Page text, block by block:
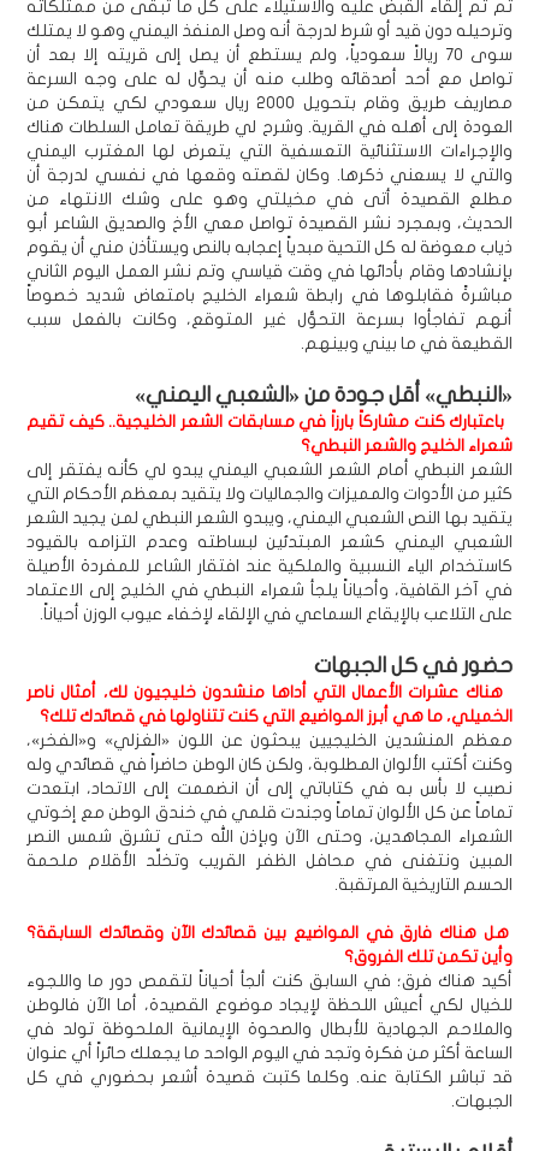
ثم تم إلقاء القبض عليه والاستيلاء على كل ما تبقى من ممتلكاته
وترحيله دون قيد أو شرط لدرجة أنه وصل المنفذ اليمني وهو لا يمتلك
سوى 70 ريالاً سعودياً، ولم يستطع أن يصل إلى قريته إلا بعد أن
تواصل مع أحد أصدقائه وطلب منه أن يحوٍّل له على وجه السرعة
مصاريف طريق وقام بتحويل 2000 ريال سعودي لكي يتمكن من
العودة إلى أهله في القرية. وشرح لي طريقة تعامل السلطات هناك
والإجراءات الاستثنائية التعسفية التي يتعرض لها المغترب اليمني
والتي لا يسعني ذكرها. وكان لقصته وقعها في نفسي لدرجة أن
مطلع القصيدة أتى في مخيلتي وهو على وشك الانتهاء من
الحديث، وبمجرد نشر القصيدة تواصل معي الأخ والصديق الشاعر أبو
ذياب معوضة له كل التحية مبدياً إعجابه بالنص ويستأذن مني أن يقوم
بإنشادها وقام بأدائها في وقت قياسي وتم نشر العمل اليوم الثاني
مباشرةً فقابلوها في رابطة شعراء الخليج بامتعاض شديد خصوصاً
أنهم تفاجأوا بسرعة التحوُّل غير المتوقع، وكانت بالفعل سبب
القطيعة في ما بيني وبينهم.
«النبطي» أقل جودة من «الشعبي اليمني»
باعتبارك كنت مشاركاً بارزاً في مسابقات الشعر الخليجية.. كيف تقيم
شعراء الخليج والشعر النبطي؟
الشعر النبطي أمام الشعر الشعبي اليمني يبدو لي كأنه يفتقر إلى
كثير من الأدوات والمميزات والجماليات ولا يتقيد بمعظم الأحكام التي
يتقيد بها النص الشعبي اليمني، ويبدو الشعر النبطي لمن يجيد الشعر
الشعبي اليمني كشعر المبتدئين لبساطته وعدم التزامه بالقيود
كاستخدام الياء النسبية والملكية عند افتقار الشاعر للمفردة الأصيلة
في آخر القافية، وأحياناً يلجأ شعراء النبطي في الخليج إلى الاعتماد
على التلاعب بالإيقاع السماعي في الإلقاء لإخفاء عيوب الوزن أحياناً.
حضور في كل الجبهات
هناك عشرات الأعمال التي أداها منشدون خليجيون لك، أمثال ناصر
الخميلي، ما هي أبرز المواضيع التي كنت تتناولها في قصائدك تلك؟
معظم المنشدين الخليجيين يبحثون عن اللون «الغزلي» و«الفخر»،
وكنت أكتب الألوان المطلوبة، ولكن كان الوطن حاضراً في قصائدي وله
نصيب لا بأس به في كتاباتي إلى أن انضممت إلى الاتحاد، ابتعدت
تماماً عن كل الألوان تماماً وجندت قلمي في خندق الوطن مع إخوتي
الشعراء المجاهدين، وحتى الآن وبإذن الله حتى تشرق شمس النصر
المبين ونتغنى في محافل الظفر القريب وتخلِّد الأقلام ملحمة
الحسم التاريخية المرتقبة.
هل هناك فارق في المواضيع بين قصائدك الآن وقصائدك السابقة؟
وأين تكمن تلك الفروق؟
أكيد هناك فرق؛ في السابق كنت ألجأ أحياناً لتقمص دور ما واللجوء
للخيال لكي أعيش اللحظة لإيجاد موضوع القصيدة، أما الآن فالوطن
والملاحم الجهادية للأبطال والصحوة الإيمانية الملحوظة تولد في
الساعة أكثر من فكرة وتجد في اليوم الواحد ما يجعلك حائراً أي عنوان
قد تباشر الكتابة عنه. وكلما كتبت قصيدة أشعر بحضوري في كل
الجبهات.